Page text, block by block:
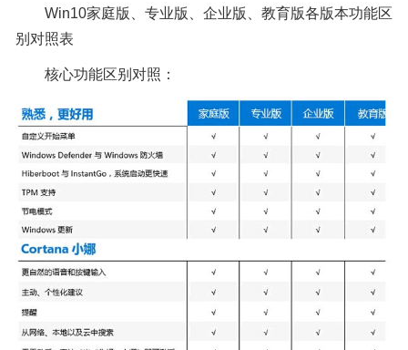
Win10家庭版、专业版、企业版、教育版各版本功能区
别对照表
核心功能区别对照：